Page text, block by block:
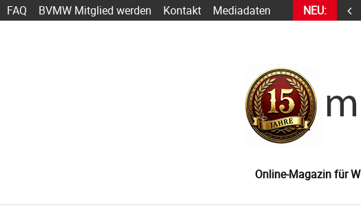
FAQ BVMW Mitglied werden Kontakt Mediadaten NEU:
Sarbacane wird zu Positive User
Online-Magazin für